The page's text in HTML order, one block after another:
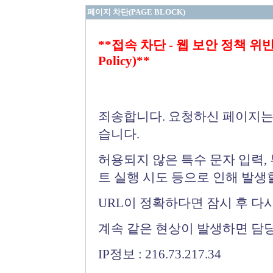
페이지 차단(PAGE BLOCK)
**접속 차단 - 웹 보안 정책 위
Policy)**
죄송합니다. 요청하신 페이지
습니다.
허용되지 않은 특수 문자 입력
트 실행 시도 등으로 인해 발생
URL이 정확하다면 잠시 후 다
계속 같은 현상이 발생하면 담
IP정보 : 216.73.217.34